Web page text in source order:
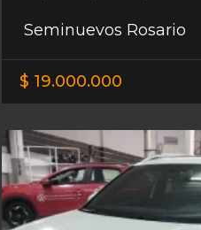
Seminuevos Rosario
$ 19.000.000